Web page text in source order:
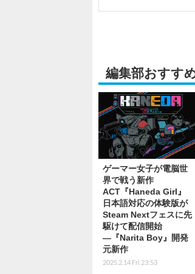
編集部おすす
ゲーマー女子が電脳世
界で戦う新作
ACT『Haneda Girl』
日本語対応の体験版が
Steam Nextフェスに先
駆けて配信開始
―『Narita Boy』開発
元新作
2025.2.14 Fri 23:53